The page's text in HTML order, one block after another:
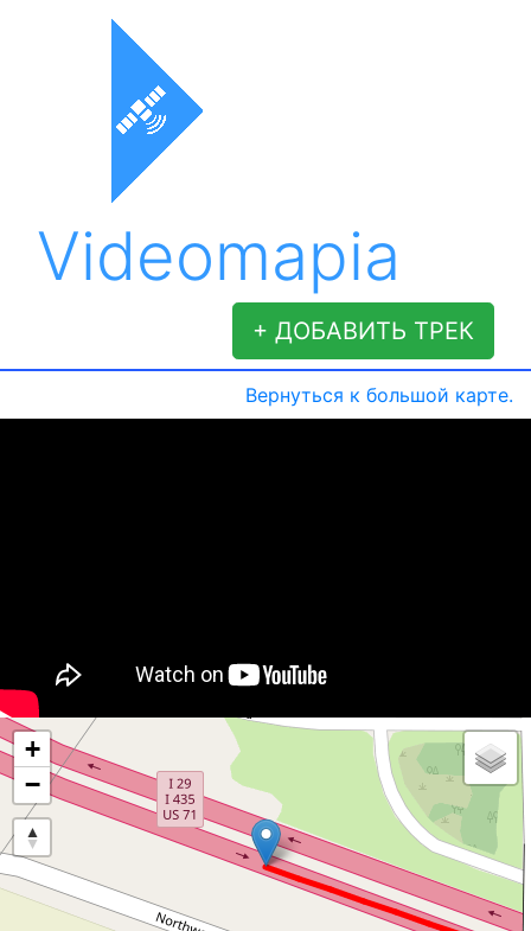
Videomapia
+ ДОБАВИТЬ ТРЕК
Вернуться к большой карте.
+
−